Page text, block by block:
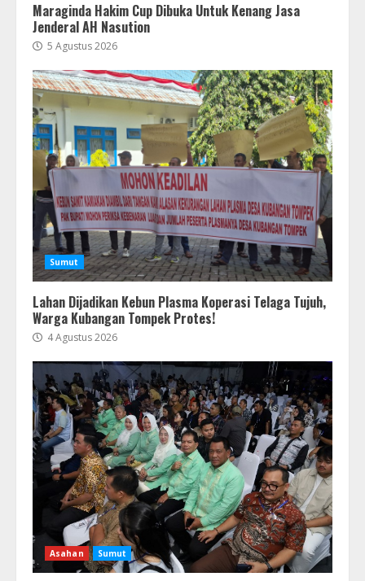
Maraginda Hakim Cup Dibuka Untuk Kenang Jasa
Jenderal AH Nasution
5 Agustus 2026
Sumut
Lahan Dijadikan Kebun Plasma Koperasi Telaga Tujuh,
Warga Kubangan Tompek Protes!
4 Agustus 2026
Asahan Sumut